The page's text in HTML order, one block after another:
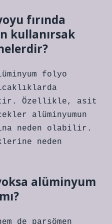
fırında
kullanırsak
folyo
Özellikle, asit
alüminyumun
neden olabilir.
neden
alüminyum
de parşömen